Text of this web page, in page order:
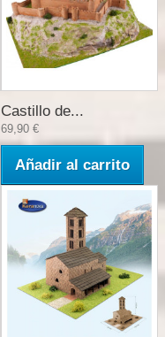
Castillo de...
69,90 €
Añadir al carrito